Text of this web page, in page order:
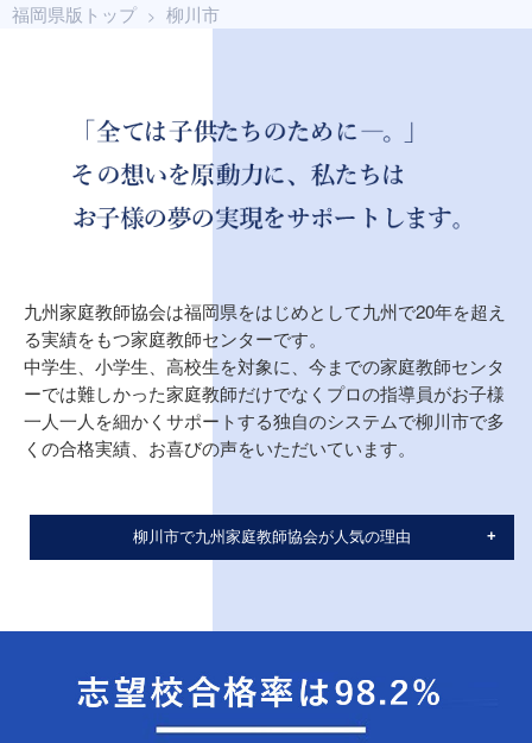
福岡県版トップ 柳川市
九州家庭教師協会は福岡県をはじめとして九州で20年を超え
る実績をもつ家庭教師センターです。
中学生、小学生、高校生を対象に、今までの家庭教師センタ
ーでは難しかった家庭教師だけでなくプロの指導員がお子様
一人一人を細かくサポートする独自のシステムで柳川市で多
くの合格実績、お喜びの声をいただいています。
柳川市で九州家庭教師協会が人気の理由